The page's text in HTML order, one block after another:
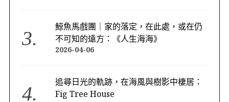
鯨魚馬戲團｜家的落定，在此處，或在仍
不可知的遠方：《人生海海》
2026-04-06
追尋日光的軌跡，在海風與樹影中棲居：
Fig Tree House